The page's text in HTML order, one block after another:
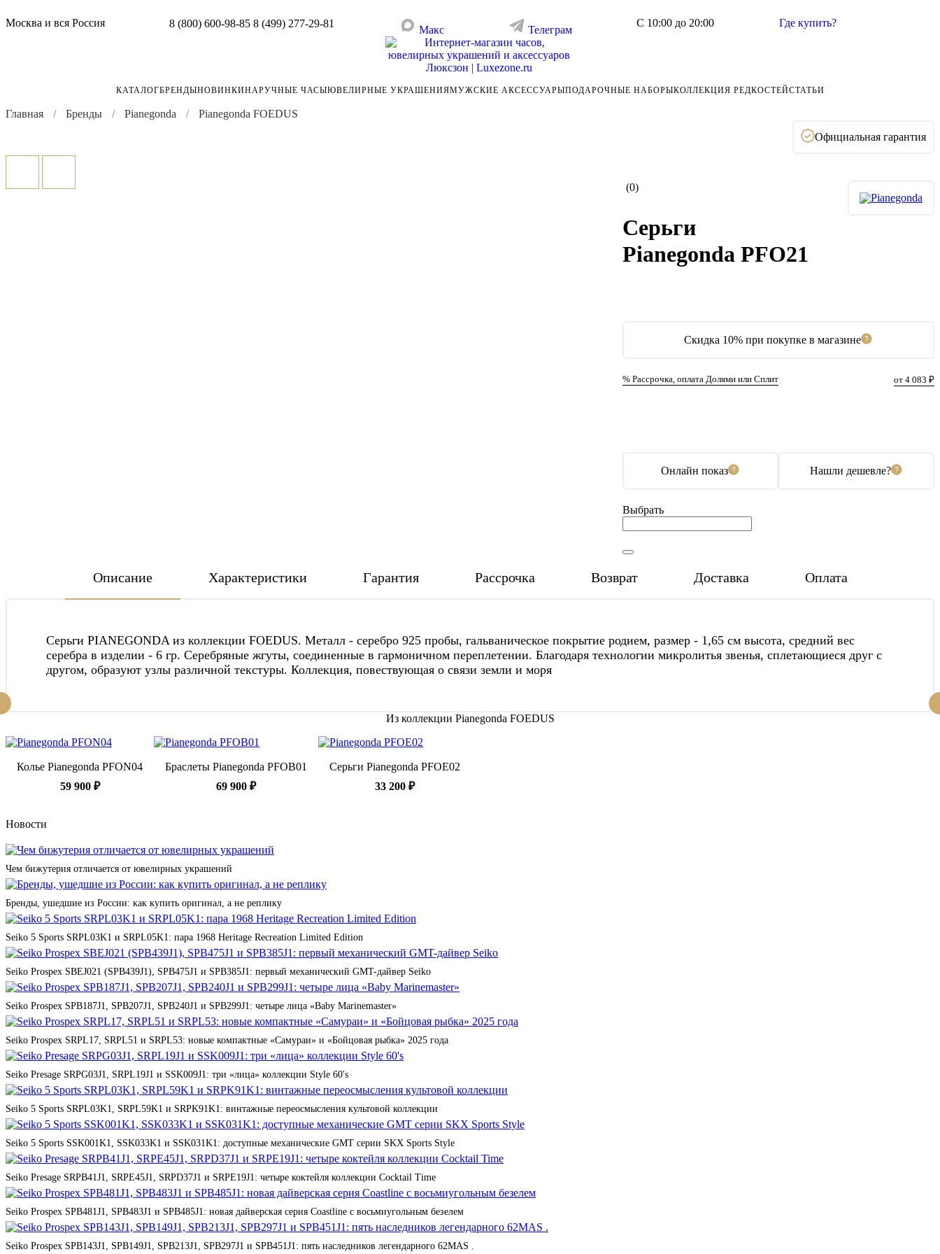
Москва и вся Россия 8 (800) 600-98-85 8 (499) 277-29-81
Макс Телеграм
С 10:00 до 20:00 Где купить?
КАТАЛОГБРЕНДЫНОВИНКИНАРУЧНЫЕ ЧАСЫЮВЕЛИРНЫЕ УКРАШЕНИЯМУЖСКИЕ АКСЕССУАРЫПОДАРОЧНЫЕ НАБОРЫКОЛЛЕКЦИЯ РЕДКОСТЕЙСТАТЬИ
Главная Бренды Pianegonda
Pianegonda FOEDUS
Официальная гарантия
(0)
Скидка 10% при покупке в магазине
% Рассрочка, оплата Долями или Сплит от 4 083 ₽
Серьги
Pianegonda PFO21
Онлайн показ Нашли дешевле?
Выбрать
Описание Характеристики Гарантия Рассрочка Возврат Доставка Оплата
Серьги PIANEGONDA из коллекции FOEDUS. Металл - серебро 925 пробы, гальваническое покрытие родием, размер - 1,65 см высота, средний вес
серебра в изделии - 6 гр. Серебряные жгуты, соединенные в гармоничном переплетении. Благодаря технологии микролитья звенья, сплетающиеся друг с
другом, образуют узлы различной текстуры. Коллекция, повествующая о связи земли и моря
Из коллекции Pianegonda FOEDUS
Колье Pianegonda PFON04
59 900 ₽
Браслеты Pianegonda PFOB01
69 900 ₽
Серьги Pianegonda PFOE02
33 200 ₽
Новости
Чем бижутерия отличается от ювелирных украшений
Бренды, ушедшие из России: как купить оригинал, а не реплику
Seiko 5 Sports SRPL03K1 и SRPL05K1: пара 1968 Heritage Recreation Limited Edition
Seiko Prospex SBEJ021 (SPB439J1), SPB475J1 и SPB385J1: первый механический GMT-дайвер Seiko
Seiko Prospex SPB187J1, SPB207J1, SPB240J1 и SPB299J1: четыре лица «Baby Marinemaster»
Seiko Prospex SRPL17, SRPL51 и SRPL53: новые компактные «Самураи» и «Бойцовая рыбка» 2025 года
Seiko Presage SRPG03J1, SRPL19J1 и SSK009J1: три «лица» коллекции Style 60's
Seiko 5 Sports SRPL03K1, SRPL59K1 и SRPK91K1: винтажные переосмысления культовой коллекции
Seiko 5 Sports SSK001K1, SSK033K1 и SSK031K1: доступные механические GMT серии SKX Sports Style
Seiko Presage SRPB41J1, SRPE45J1, SRPD37J1 и SRPE19J1: четыре коктейля коллекции Cocktail Time
Seiko Prospex SPB481J1, SPB483J1 и SPB485J1: новая дайверская серия Coastline с восьмиугольным безелем
Seiko Prospex SPB143J1, SPB149J1, SPB213J1, SPB297J1 и SPB451J1: пять наследников легендарного 62MAS .